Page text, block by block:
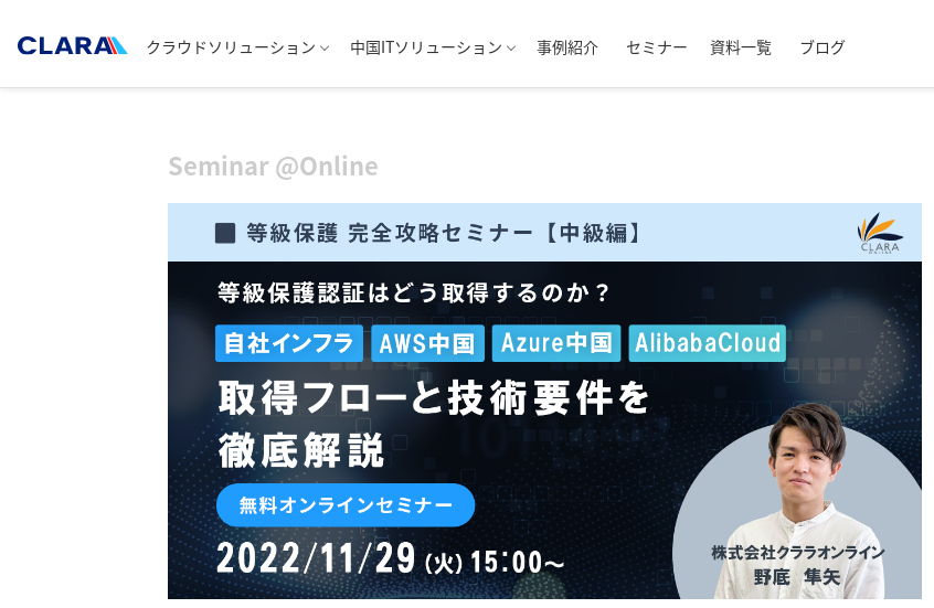
クラウドソリューション 中国ITソリューション 事例紹介 セミナー 資料一覧 ブログ
Seminar @Online